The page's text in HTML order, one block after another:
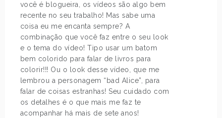
você é blogueira, os vídeos são algo bem
recente no seu trabalho! Mas sabe uma
coisa eu me encanta sempre? A
combinação que você faz entre o seu look
e o tema do vídeo! Tipo usar um batom
bem colorido para falar de livros para
colorir!!! Ou o look desse vídeo, que me
lembrou a personagem “bad Alice”, para
falar de coisas estranhas! Seu cuidado com
os detalhes é o que mais me faz te
acompanhar há mais de sete anos!